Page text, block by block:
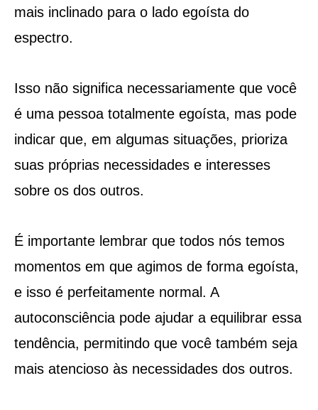
mais inclinado para o lado egoísta do
espectro.
Isso não significa necessariamente que você
é uma pessoa totalmente egoísta, mas pode
indicar que, em algumas situações, prioriza
suas próprias necessidades e interesses
sobre os dos outros.
É importante lembrar que todos nós temos
momentos em que agimos de forma egoísta,
e isso é perfeitamente normal. A
autoconsciência pode ajudar a equilibrar essa
tendência, permitindo que você também seja
mais atencioso às necessidades dos outros.